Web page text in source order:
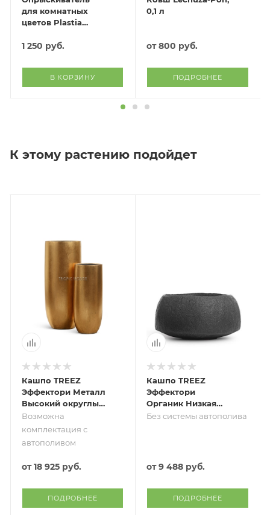
для комнатных
цветов Plastia
1 250 руб.
В КОРЗИНУ
0,1 л
от800 руб.
ПОДРОБНЕЕ
К этому растению подойдет
Кашпо TREEZ
Эффектори Металл
Высокий округлый
конус Сусальное
золото
Возможна
комплектация с
автополивом
от18 925 руб.
ПОДРОБНЕЕ
Кашпо TREEZ
Эффектори
Органик Низкая
чаша Тёмно-серый
Без системы автополива
от9 488 руб.
ПОДРОБНЕЕ